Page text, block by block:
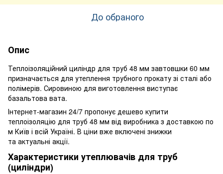
До обраного
Опис
Теплоізоляційний циліндр для труб 48 мм завтовшки 60 мм
призначається для утеплення трубного прокату зі сталі або
полімерів. Сировиною для виготовлення виступає
базальтова вата.
Інтернет-магазин 24/7 пропонує дешево купити
теплоізоляцію для труб 48 мм від виробника з доставкою по
м Київ і всій Україні. В ціни вже включені знижки
та актуальні акції.
Характеристики утеплювачів для труб
(циліндри)